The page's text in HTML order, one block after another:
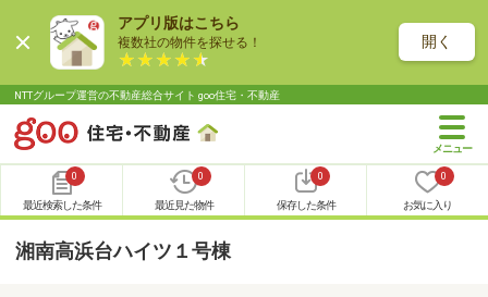
アプリ版はこちら
複数社の物件を探せる！ 開く
NTTグループ運営の不動産総合サイト goo住宅・不動産
0
最近検索した条件
0
最近見た物件
0
保存した条件
0
お気に入り
湘南高浜台ハイツ１号棟